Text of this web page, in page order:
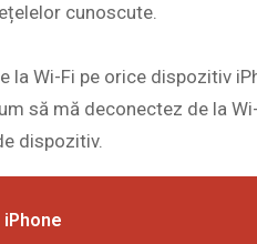
cunoscute.
la Wi-Fi pe orice dispozitiv
să mă deconectez de la
dispozitiv.